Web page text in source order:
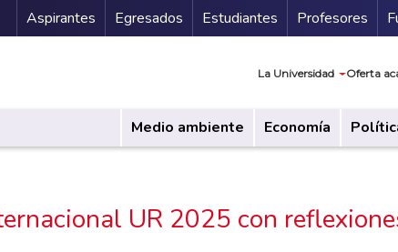
Menu Secundario
Aspirantes Egresados Estudiantes Profesores
La Universidad Oferta
Medio ambiente Economía
UR 2025 con